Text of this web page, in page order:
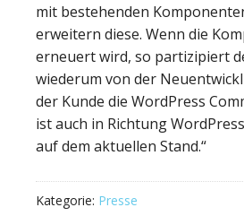
mit bestehenden
erweitern diese. Wenn die
erneuert wird, so partizipiert
wiederum von der
der Kunde die WordPress
ist auch in Richtung
auf dem aktuellen Stand.“
Kategorie: Presse